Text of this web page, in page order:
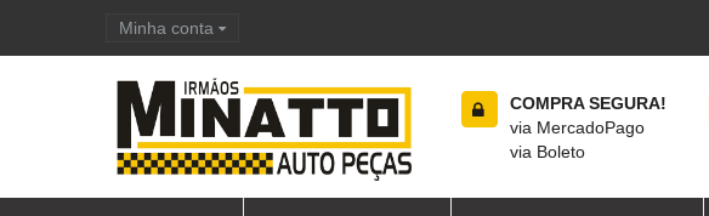
Minha conta
COMPRA SEGURA!
via MercadoPago
via Boleto